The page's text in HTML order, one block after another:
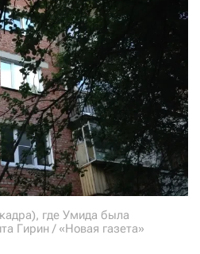
где Умида была
Гирин / «Новая газета»